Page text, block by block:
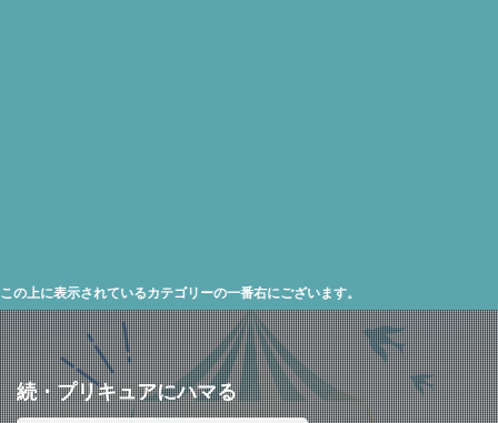
表示されているカテゴリーの一番右にございます。
続・プリキュアにハマる